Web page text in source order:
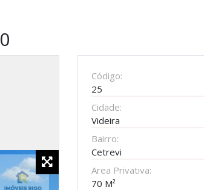
Código:
25
Cidade:
Videira
Bairro:
Cetrevi
Area Privativa:
70 M²